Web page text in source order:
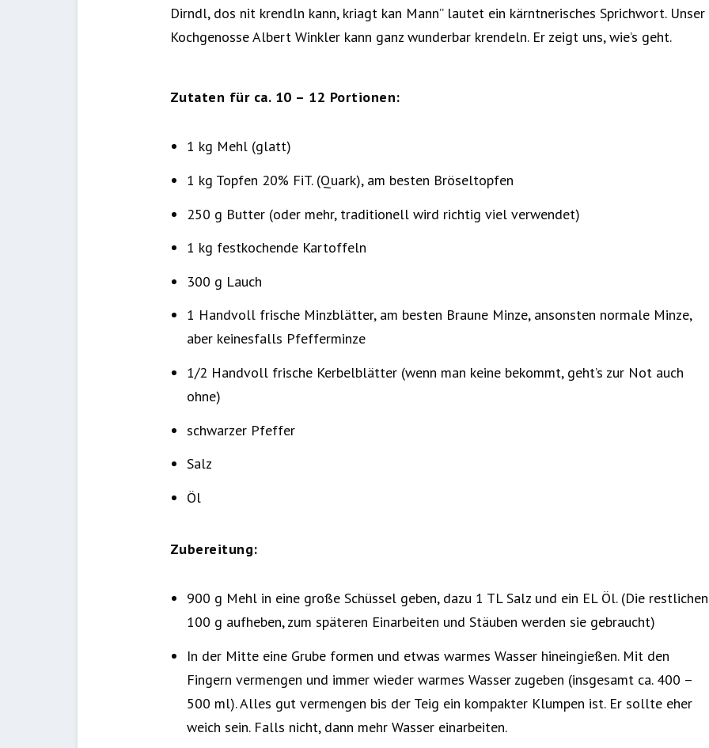
Dirndl, dos nit krendln kann, kriagt kan Mann” lautet ein kärntnerisches Sprichwort. Unser
Kochgenosse Albert Winkler kann ganz wunderbar krendeln. Er zeigt uns, wie’s geht.
Zutaten für ca. 10 – 12 Portionen:
1 kg Mehl (glatt)
1 kg Topfen 20% FiT. (Quark), am besten Bröseltopfen
250 g Butter (oder mehr, traditionell wird richtig viel verwendet)
1 kg festkochende Kartoffeln
300 g Lauch
1 Handvoll frische Minzblätter, am besten Braune Minze, ansonsten normale Minze,
aber keinesfalls Pfefferminze
1/2 Handvoll frische Kerbelblätter (wenn man keine bekommt, geht’s zur Not auch
ohne)
schwarzer Pfeffer
Salz
Öl
Zubereitung:
900 g Mehl in eine große Schüssel geben, dazu 1 TL Salz und ein EL Öl. (Die restlichen
100 g aufheben, zum späteren Einarbeiten und Stäuben werden sie gebraucht)
In der Mitte eine Grube formen und etwas warmes Wasser hineingießen. Mit den
Fingern vermengen und immer wieder warmes Wasser zugeben (insgesamt ca. 400 –
500 ml). Alles gut vermengen bis der Teig ein kompakter Klumpen ist. Er sollte eher
weich sein. Falls nicht, dann mehr Wasser einarbeiten.